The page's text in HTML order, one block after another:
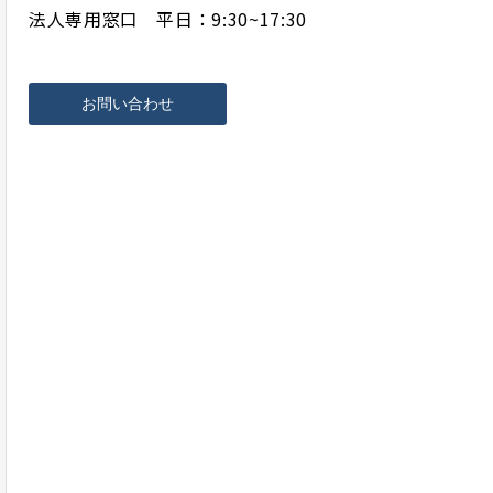
法人専用窓口 平日：9:30~17:30
お問い合わせ